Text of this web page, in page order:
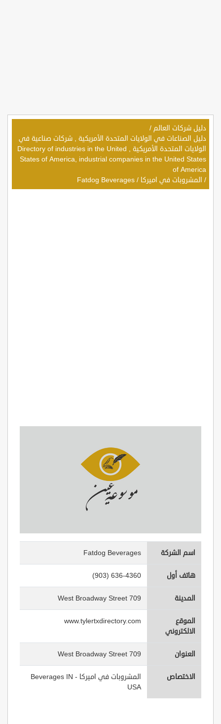
دليل شركات العالم /
دليل الصناعات في الولايات المتحدة الأمريكية , شركات صناعية في
الولايات المتحدة الأمريكية , Directory of industries in the United
States of America, industrial companies in the United States
of America
/ المشروبات في اميركا /
Fatdog Beverages
اسم الشركة Fatdog Beverages
هاتف أول (903) 636-4360
المدينة 709 West Broadway Street
الموقع
الالكتروني
www.tylertxdirectory.com
العنوان 709 West Broadway Street
الاختصاص
المشروبات في اميركا - Beverages IN
USA